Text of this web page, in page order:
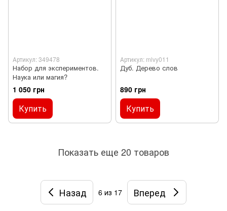
Артикул: 349478
Набор для экспериментов.
Наука или магия?
1 050 грн
Купить
Артикул: mlvy011
Дуб. Дерево слов
890 грн
Купить
Показать еще 20 товаров
Назад 6 из 17 Вперед